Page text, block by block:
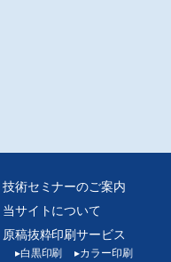
技術セミナーのご案内
当サイトについて
原稿抜粋印刷サービス
▸白黒印刷 ▸カラー印刷